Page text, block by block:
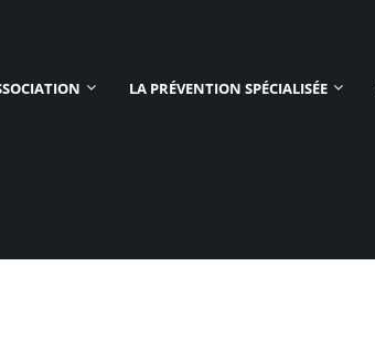
LA PRÉVENTION SPÉCIALISÉE